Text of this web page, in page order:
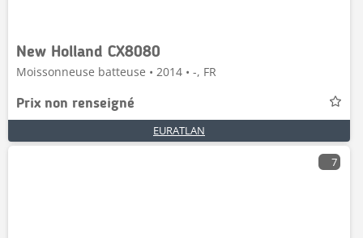
New Holland CX8080
Moissonneuse batteuse • 2014 • -, FR
Prix non renseigné
EURATLAN
7